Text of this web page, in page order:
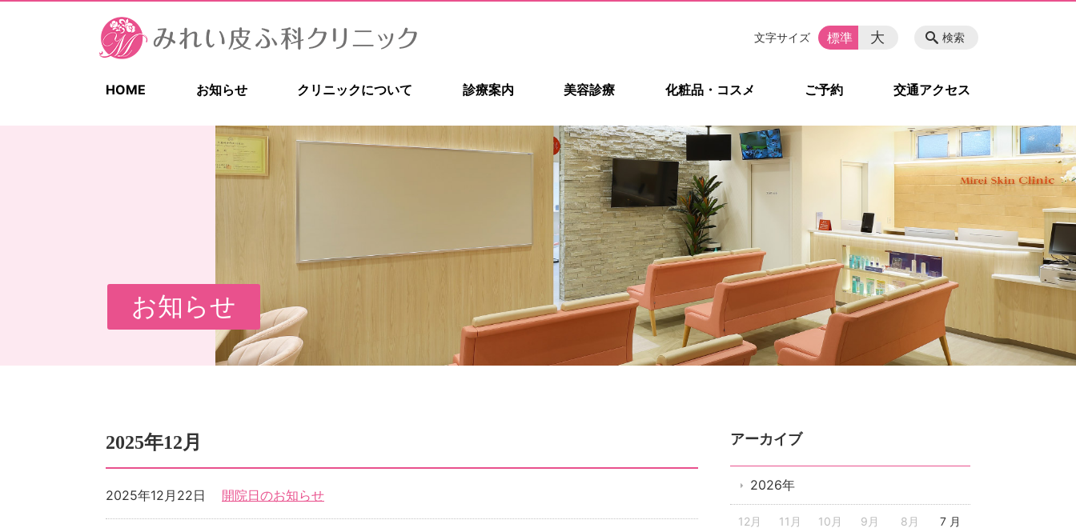
HOME お知らせ クリニックについて 診療案内 美容診療 化粧品・コスメ ご予約 交通アクセス
検索
文字サイズ 標準 大
お知らせ
2025年12月
開院日のお知らせ
2025年12月22日
アーカイブ
2026年
12月 11月 10月 9月 8月 7 月